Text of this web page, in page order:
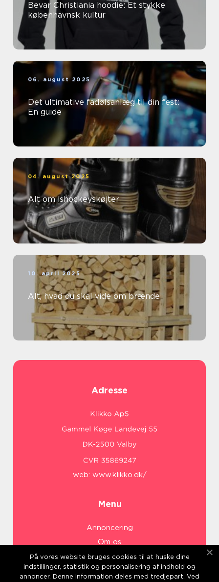
Bevar Christiania hoodie: Et stykke
københavnsk kultur
06. august 2025
Det ultimative fadølsanlæg til din fest:
En guide
04. august 2025
Alt om ishockeyskøjter
10. april 2025
Alt, hvad du skal vide om brænde
Adresse
web: www.klikko.dk/
Menu
Annoncering
Om os
Cookies
Kontakt os
På vores website bruges cookies til at huske dine
indstillinger, statistik og personalisering af indhold og
annoncer. Denne information deles med tredjepart. Ved